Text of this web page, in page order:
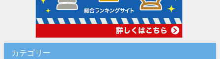
カテゴリー